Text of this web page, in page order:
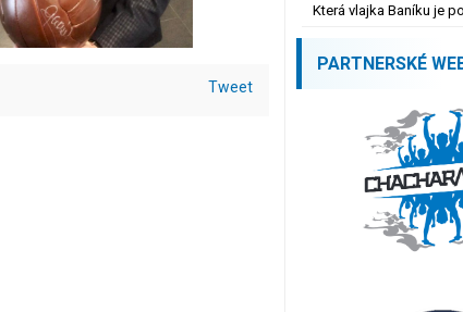
Tweet
PARTNERSKÉ